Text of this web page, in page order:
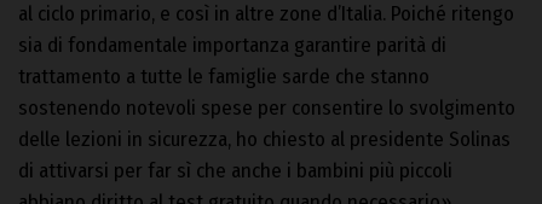
al ciclo primario, e così in altre zone d’Italia. Poiché ritengo
sia di fondamentale importanza garantire parità di
trattamento a tutte le famiglie sarde che stanno
sostenendo notevoli spese per consentire lo svolgimento
delle lezioni in sicurezza, ho chiesto al presidente Solinas
di attivarsi per far sì che anche i bambini più piccoli